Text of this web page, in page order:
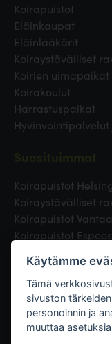
Koirapuistot
Eläinkaupat
Eläinlääkärit
Koiraystävälliset
Koirien uimapaikat
Koirakoulut
Harrastuspaikat
Koirapuistot
Koiraystävälliset
Koirapuistot
Koirapuistot
Eläinlääkäri
Koirapuistot
Linkit
Käytämme
Tämä
sivuston
personoinnin ja
muuttaa